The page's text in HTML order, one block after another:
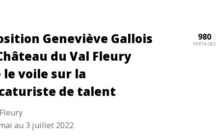
Geneviève Gallois
du Val Fleury
le voile sur la
de talent
au 3 juillet 2022
980
PARTAGES